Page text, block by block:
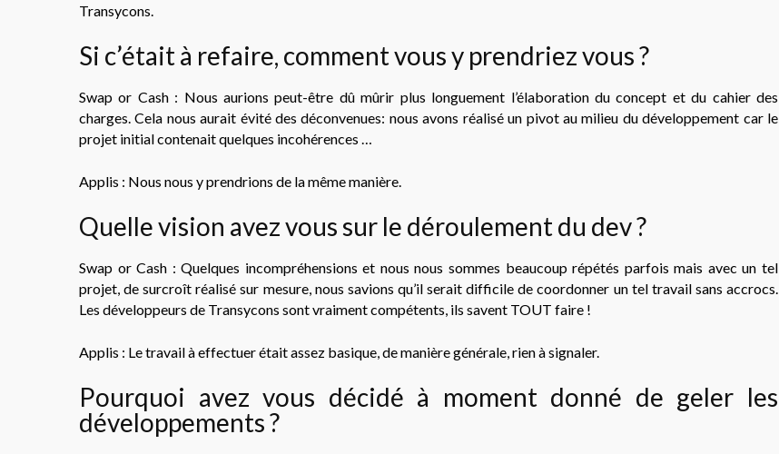
Transycons.
Si c’était à refaire, comment vous y prendriez vous ?
Swap or Cash : Nous aurions peut-être dû mûrir plus longuement l’élaboration du concept et du cahier des
charges. Cela nous aurait évité des déconvenues: nous avons réalisé un pivot au milieu du développement car le
projet initial contenait quelques incohérences …
Applis : Nous nous y prendrions de la même manière.
Quelle vision avez vous sur le déroulement du dev ?
Swap or Cash : Quelques incompréhensions et nous nous sommes beaucoup répétés parfois mais avec un tel
projet, de surcroît réalisé sur mesure, nous savions qu’il serait difficile de coordonner un tel travail sans accrocs.
Les développeurs de Transycons sont vraiment compétents, ils savent TOUT faire !
Applis : Le travail à effectuer était assez basique, de manière générale, rien à signaler.
Pourquoi avez vous décidé à moment donné de geler les
développements ?